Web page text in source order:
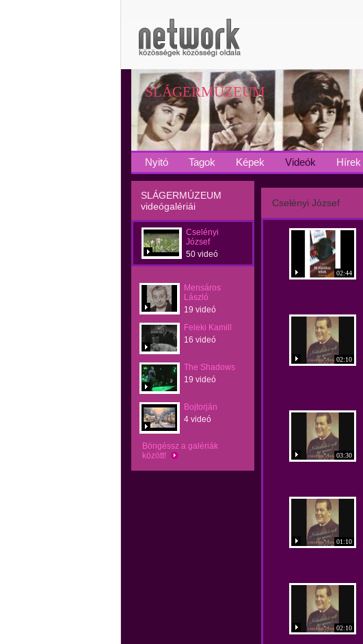
SLÁGERMÚZEUM
Nyitó Tagok Képek Videók Hírek
SLÁGERMÚZEUM
videógalériái
Cselényi
József
50 videó
Mensáros
László
19 videó
Feleki Kamill
16 videó
The Shadows
19 videó
Bojtorján
4 videó
Böngéssz a galériák
között!
Cselényi József
02:44
02:10
03:30
01:10
02:10